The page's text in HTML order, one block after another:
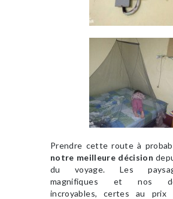
Prendre cette route à
notre meilleure décision
du voyage. Les
magnifiques et nos
incroyables, certes au prix